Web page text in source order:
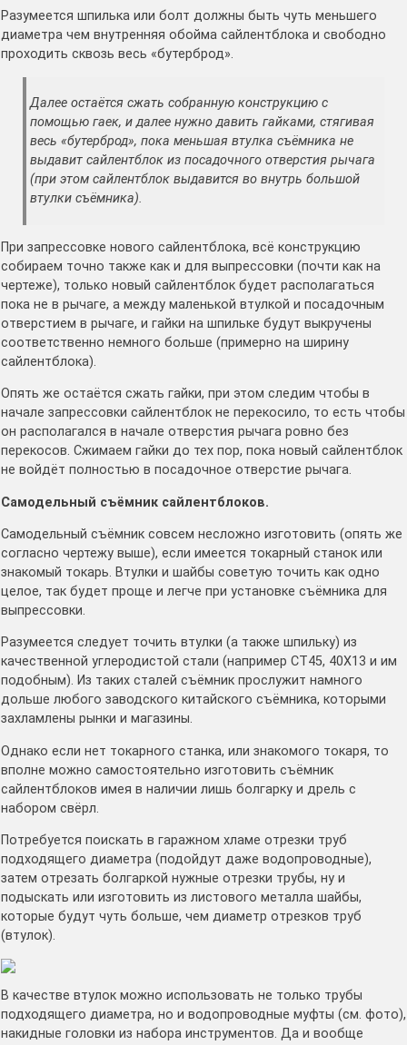
Разумеется шпилька или болт должны быть чуть меньшего
диаметра чем внутренняя обойма сайлентблока и свободно
проходить сквозь весь «бутерброд».
Далее остаётся сжать собранную конструкцию с
помощью гаек, и далее нужно давить гайками, стягивая
весь «бутерброд», пока меньшая втулка съёмника не
выдавит сайлентблок из посадочного отверстия рычага
(при этом сайлентблок выдавится во внутрь большой
втулки съёмника).
При запрессовке нового сайлентблока, всё конструкцию
собираем точно также как и для выпрессовки (почти как на
чертеже), только новый сайлентблок будет располагаться
пока не в рычаге, а между маленькой втулкой и посадочным
отверстием в рычаге, и гайки на шпильке будут выкручены
соответственно немного больше (примерно на ширину
сайлентблока).
Опять же остаётся сжать гайки, при этом следим чтобы в
начале запрессовки сайлентблок не перекосило, то есть чтобы
он располагался в начале отверстия рычага ровно без
перекосов. Сжимаем гайки до тех пор, пока новый сайлентблок
не войдёт полностью в посадочное отверстие рычага.
Самодельный съёмник сайлентблоков.
Самодельный съёмник совсем несложно изготовить (опять же
согласно чертежу выше), если имеется токарный станок или
знакомый токарь. Втулки и шайбы советую точить как одно
целое, так будет проще и легче при установке съёмника для
выпрессовки.
Разумеется следует точить втулки (а также шпильку) из
качественной углеродистой стали (например СТ45, 40Х13 и им
подобным). Из таких сталей съёмник прослужит намного
дольше любого заводского китайского съёмника, которыми
захламлены рынки и магазины.
Однако если нет токарного станка, или знакомого токаря, то
вполне можно самостоятельно изготовить съёмник
сайлентблоков имея в наличии лишь болгарку и дрель с
набором свёрл.
Потребуется поискать в гаражном хламе отрезки труб
подходящего диаметра (подойдут даже водопроводные),
затем отрезать болгаркой нужные отрезки трубы, ну и
подыскать или изготовить из листового металла шайбы,
которые будут чуть больше, чем диаметр отрезков труб
(втулок).
В качестве втулок можно использовать не только трубы
подходящего диаметра, но и водопроводные муфты (см. фото),
накидные головки из набора инструментов. Да и вообще